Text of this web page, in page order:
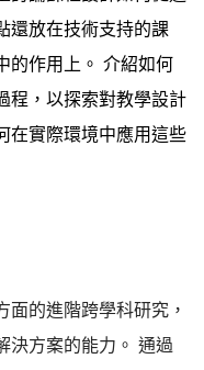
還放在技術支持的課
的作用上。 介紹如何
程，以探索對教學設計
在實際環境中應用這些
的進階跨學科研究，
決方案的能力。 通過